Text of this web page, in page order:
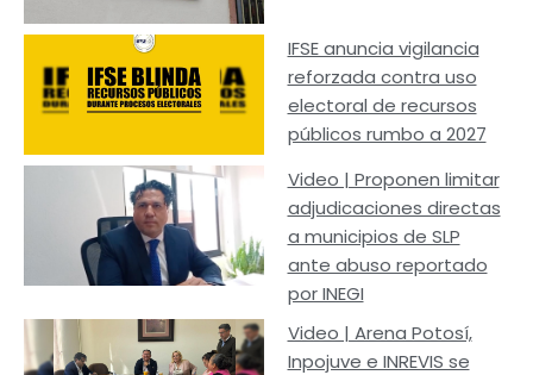
IFSE anuncia vigilancia
reforzada contra uso
electoral de recursos
públicos rumbo a 2027
Video | Proponen limitar
adjudicaciones directas
a municipios de SLP
ante abuso reportado
por INEGI
Video | Arena Potosí,
Inpojuve e INREVIS se